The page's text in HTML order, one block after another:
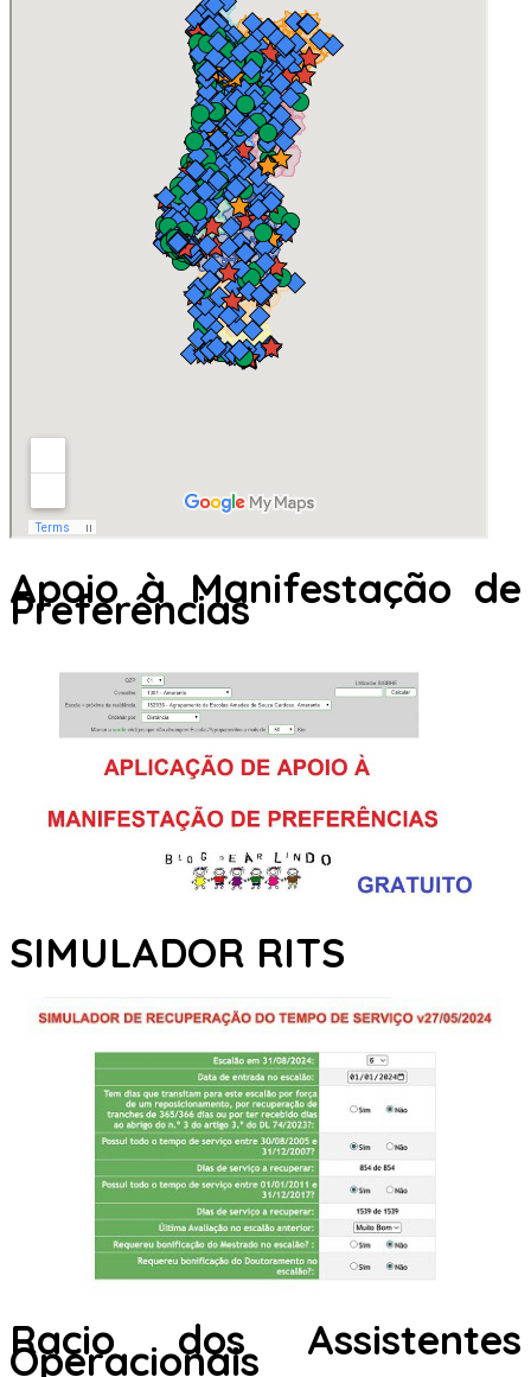
Apoio à Manifestação de
Preferências
SIMULADOR RITS
Racio dos Assistentes
Operacionais